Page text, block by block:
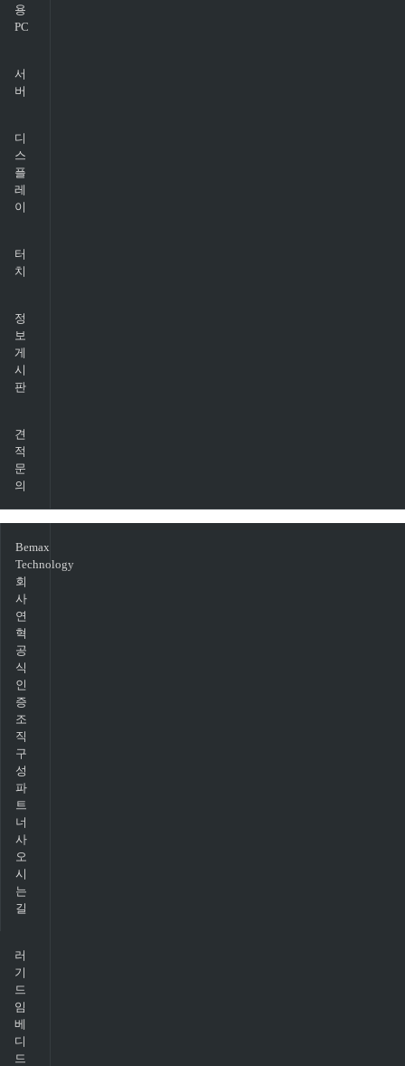
용
PC
서
버
디
스
플
레
이
터
치
정
보
게
시
판
견
적
문
의
Bemax
Technology
회
사
연
혁
공
식
인
증
조
직
구
성
파
트
너
사
오
시
는
길
러
기
드
임
베
디
드